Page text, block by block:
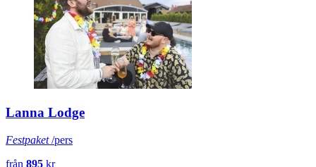
Lanna Lodge
Festpaket/pers
från 895 kr